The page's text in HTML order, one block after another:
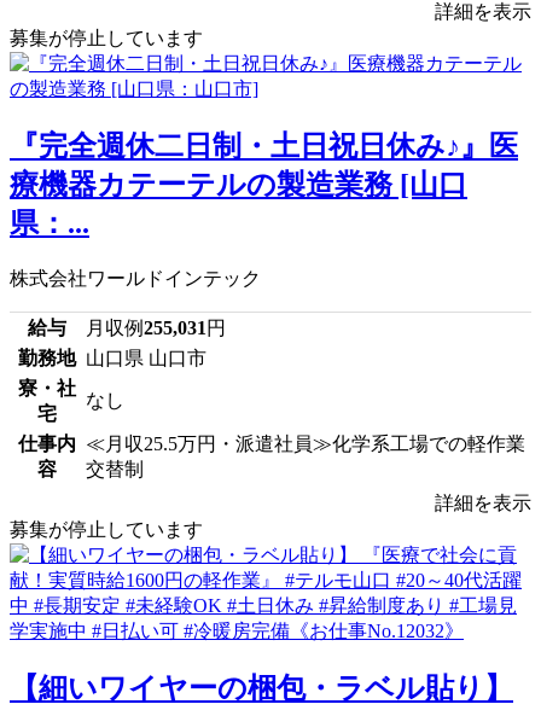
詳細を表示
募集が停止しています
『完全週休二日制・土日祝日休み♪』医
療機器カテーテルの製造業務 [山口
県：...
株式会社ワールドインテック
給与 月収例255,031 円
勤務地 山口県 山口市
寮・社
宅
なし
仕事内
容
≪月収25.5万円・派遣社員≫化学系工場での軽作業
交替制
詳細を表示
募集が停止しています
【細いワイヤーの梱包・ラベル貼り】